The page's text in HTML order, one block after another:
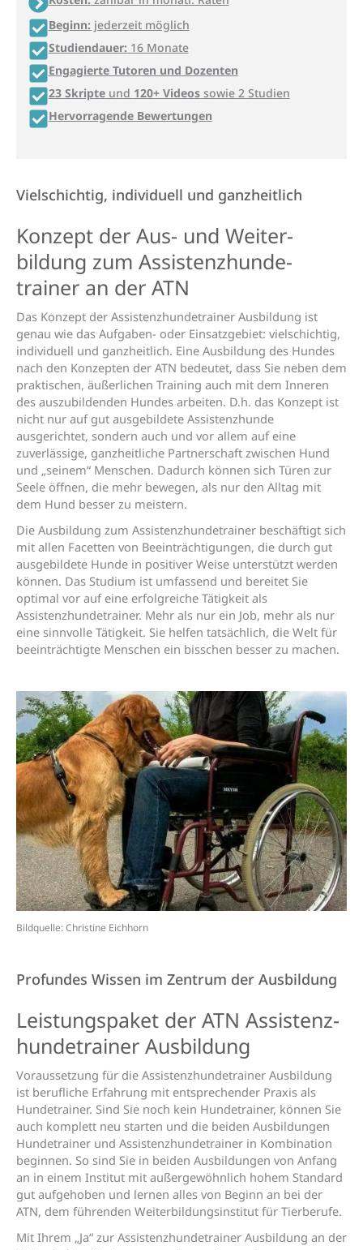
Beginn: jederzeit möglich
Studiendauer: 16 Monate
Engagierte Tutoren und Dozenten
23 Skripteund 120+ Videossowie 2 Studien
Hervorragende Bewertungen
Vielschichtig, individuell und ganzheitlich
Konzept der Aus- und Weiter­
bildung zum Assistenz­­hunde­­
trainer an der ATN
Das Konzept der Assistenzhundetrainer Ausbildung ist
genau wie das Aufgaben- oder Einsatzgebiet: vielschichtig,
individuell und ganzheitlich. Eine Ausbildung des Hundes
nach den Konzepten der ATN bedeutet, dass Sie neben dem
praktischen, äußerlichen Training auch mit dem Inneren
des auszubildenden Hundes arbeiten. D.h. das Konzept ist
nicht nur auf gut ausgebildete Assistenzhunde
ausgerichtet, sondern auch und vor allem auf eine
zuverlässige, ganzheitliche Partnerschaft zwischen Hund
und „seinem“ Menschen. Dadurch können sich Türen zur
Seele öffnen, die mehr bewegen, als nur den Alltag mit
dem Hund besser zu meistern.
Die Ausbildung zum Assistenzhundetrainer beschäftigt sich
mit allen Facetten von Beeinträchtigungen, die durch gut
ausgebildete Hunde in positiver Weise unterstützt werden
können. Das Studium ist umfassend und bereitet Sie
optimal vor auf eine erfolgreiche Tätigkeit als
Assistenzhundetrainer. Mehr als nur ein Job, mehr als nur
eine sinnvolle Tätigkeit. Sie helfen tatsächlich, die Welt für
beeinträchtigte Menschen ein bisschen besser zu machen.
Bildquelle: Christine Eichhorn
Profundes Wissen im Zentrum der Ausbildung
Leistungs­paket der ATN Assistenz­
hunde­trainer Aus­bildung
Voraussetzung für die Assistenzhundetrainer Ausbildung
ist berufliche Erfahrung mit entsprechender Praxis als
Hundetrainer. Sind Sie noch kein Hundetrainer, können Sie
auch komplett neu starten und die beiden Ausbildungen
Hundetrainer und Assistenzhundetrainer in Kombination
beginnen. So sind Sie in beiden Ausbildungen von Anfang
an in einem Institut mit außergewöhnlich hohem Standard
gut aufgehoben und lernen alles von Beginn an bei der
ATN, dem führenden Weiterbildungsinstitut für Tierberufe.
Mit Ihrem „Ja“ zur Assistenzhundetrainer Ausbildung an der